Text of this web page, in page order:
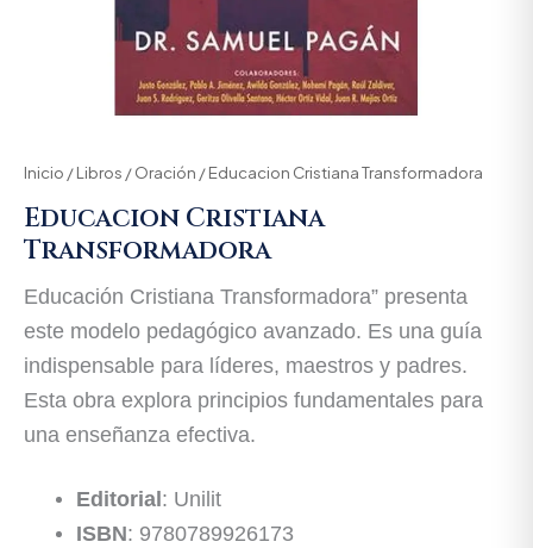
Inicio /Libros /Oración / Educacion Cristiana Transformadora
Educacion Cristiana
Transformadora
Educación Cristiana Transformadora” presenta
este modelo pedagógico avanzado. Es una guía
indispensable para líderes, maestros y padres.
Esta obra explora principios fundamentales para
una enseñanza efectiva.
Editorial : Unilit
ISBN: 9780789926173